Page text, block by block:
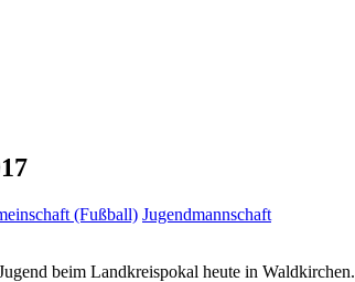
(Fußball) Jugendmannschaft
beim Landkreispokal heute in Waldkirchen.